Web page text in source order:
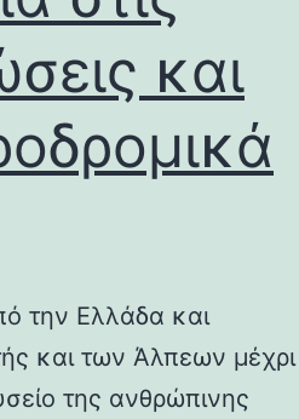
και
την Ελλάδα και
και των Άλπεων μέχρι
της ανθρώπινης